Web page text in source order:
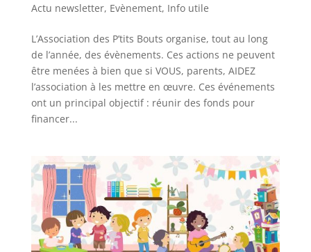
Actu newsletter, Evènement, Info utile
L’Association des P’tits Bouts organise, tout au long
de l’année, des évènements. Ces actions ne peuvent
être menées à bien que si VOUS, parents, AIDEZ
l’association à les mettre en œuvre. Ces événements
ont un principal objectif : réunir des fonds pour
financer...